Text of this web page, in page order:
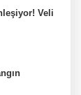
Veli